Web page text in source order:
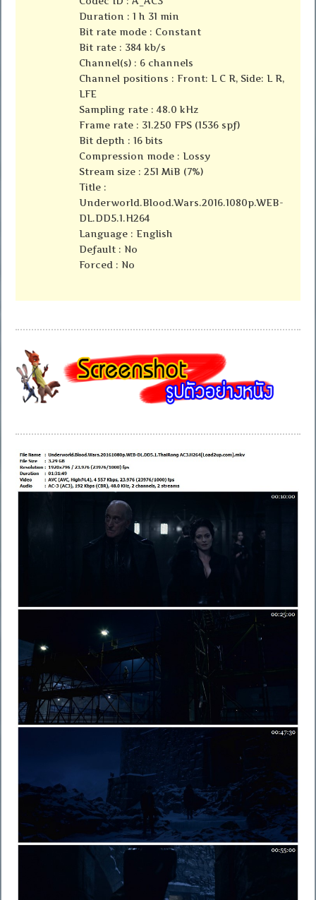
Duration : 1 h 31 min
Bit rate mode : Constant
Bit rate : 384 kb/s
Channel(s) : 6 channels
Channel positions : Front: L C R, Side: L R,
LFE
Sampling rate : 48.0 kHz
Frame rate : 31.250 FPS (1536 spf)
Bit depth : 16 bits
Compression mode : Lossy
Stream size : 251 MiB (7%)
Title :
Underworld.Blood.Wars.2016.1080p.WEB-
DL.DD5.1.H264
Language : English
Default : No
Forced : No